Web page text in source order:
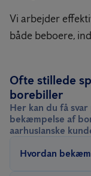
Vi arbejder
både beboere,
Ofte stillede
borebiller
Her kan du få
bekæmpelse af
aarhusianske
Hvordan